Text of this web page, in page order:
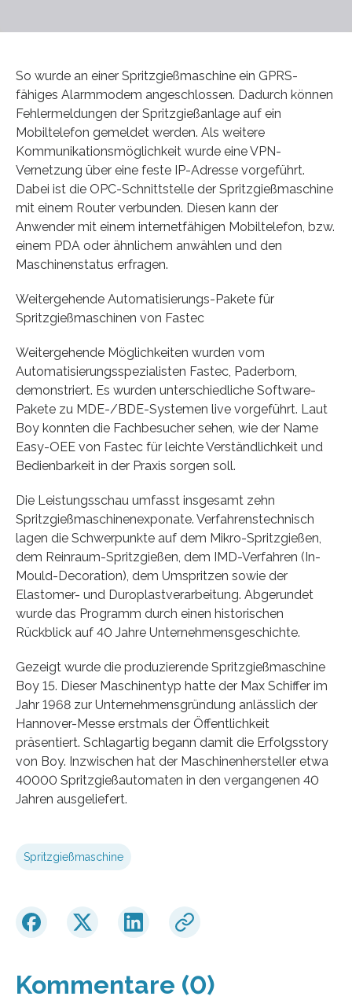
So wurde an einer Spritzgießmaschine ein GPRS-
fähiges Alarmmodem angeschlossen. Dadurch können
Fehlermeldungen der Spritzgießanlage auf ein
Mobiltelefon gemeldet werden. Als weitere
Kommunikationsmöglichkeit wurde eine VPN-
Vernetzung über eine feste IP-Adresse vorgeführt.
Dabei ist die OPC-Schnittstelle der Spritzgießmaschine
mit einem Router verbunden. Diesen kann der
Anwender mit einem internetfähigen Mobiltelefon, bzw.
einem PDA oder ähnlichem anwählen und den
Maschinenstatus erfragen.
Weitergehende Automatisierungs-Pakete für
Spritzgießmaschinen von Fastec
Weitergehende Möglichkeiten wurden vom
Automatisierungsspezialisten Fastec, Paderborn,
demonstriert. Es wurden unterschiedliche Software-
Pakete zu MDE-/BDE-Systemen live vorgeführt. Laut
Boy konnten die Fachbesucher sehen, wie der Name
Easy-OEE von Fastec für leichte Verständlichkeit und
Bedienbarkeit in der Praxis sorgen soll.
Die Leistungsschau umfasst insgesamt zehn
Spritzgießmaschinenexponate. Verfahrenstechnisch
lagen die Schwerpunkte auf dem Mikro-Spritzgießen,
dem Reinraum-Spritzgießen, dem IMD-Verfahren (In-
Mould-Decoration), dem Umspritzen sowie der
Elastomer- und Duroplastverarbeitung. Abgerundet
wurde das Programm durch einen historischen
Rückblick auf 40 Jahre Unternehmensgeschichte.
Gezeigt wurde die produzierende Spritzgießmaschine
Boy 15. Dieser Maschinentyp hatte der Max Schiffer im
Jahr 1968 zur Unternehmensgründung anlässlich der
Hannover-Messe erstmals der Öffentlichkeit
präsentiert. Schlagartig begann damit die Erfolgsstory
von Boy. Inzwischen hat der Maschinenhersteller etwa
40000 Spritzgießautomaten in den vergangenen 40
Jahren ausgeliefert.
Spritzgießmaschine
Kommentare (0)